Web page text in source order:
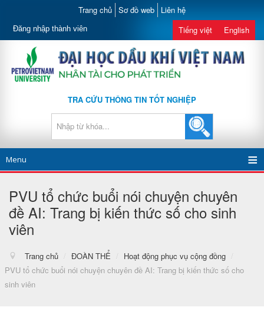
Trang chủ Sơ đồ web Liên hệ
Đăng nhập thành viên Tiếng việt English
TRA CỨU THÔNG TIN TỐT NGHIỆP
Menu
PVU tổ chức buổi nói chuyện chuyên
đề AI: Trang bị kiến thức số cho sinh
viên
Trang chủ / ĐOÀN THỂ / Hoạt động phục vụ cộng đồng
/
PVU tổ chức buổi nói chuyện chuyên đề AI: Trang bị kiến thức số cho
sinh viên